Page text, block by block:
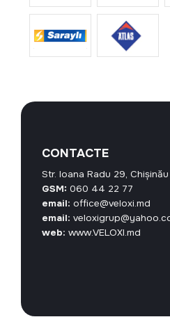
CONTACTE
Str. Ioana Radu 29, Chișinău
GSM: 060 44 22 77
email: office@veloxi.md
email:
web: www.VELOXI.md